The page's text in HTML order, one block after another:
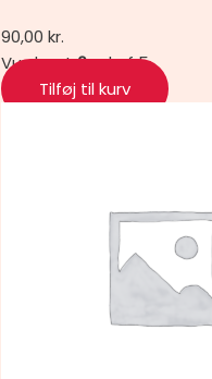
90,00 kr.
Vurderet0ud af 5
Tilføj til kurv